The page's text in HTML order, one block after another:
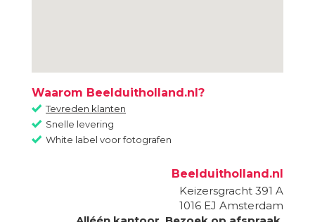
Waarom Beelduitholland.nl?
Tevreden klanten
Snelle levering
White label voor fotografen
Beelduitholland.nl
Keizersgracht 391 A
1016 EJ Amsterdam